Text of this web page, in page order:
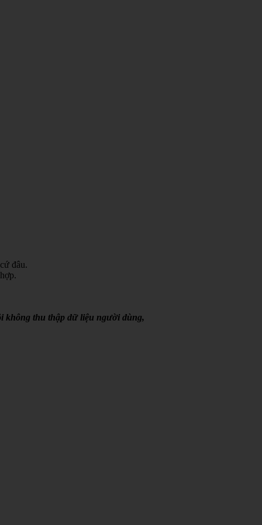
đâu.
không thu thập dữ liệu người dùng,